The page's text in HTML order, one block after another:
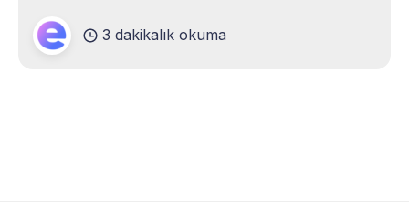
bebeğinizden ilk kez ayrılacağınız bu süreci daha
kolay atlatmanıza yardımcı olmak için hazırladık.
3 dakikalık okuma